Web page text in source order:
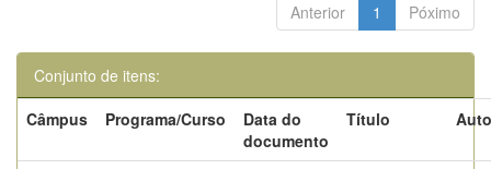
Anterior 1 Póximo
Conjunto de itens:
Câmpus
Programa/Curso
Data do
documento
Título